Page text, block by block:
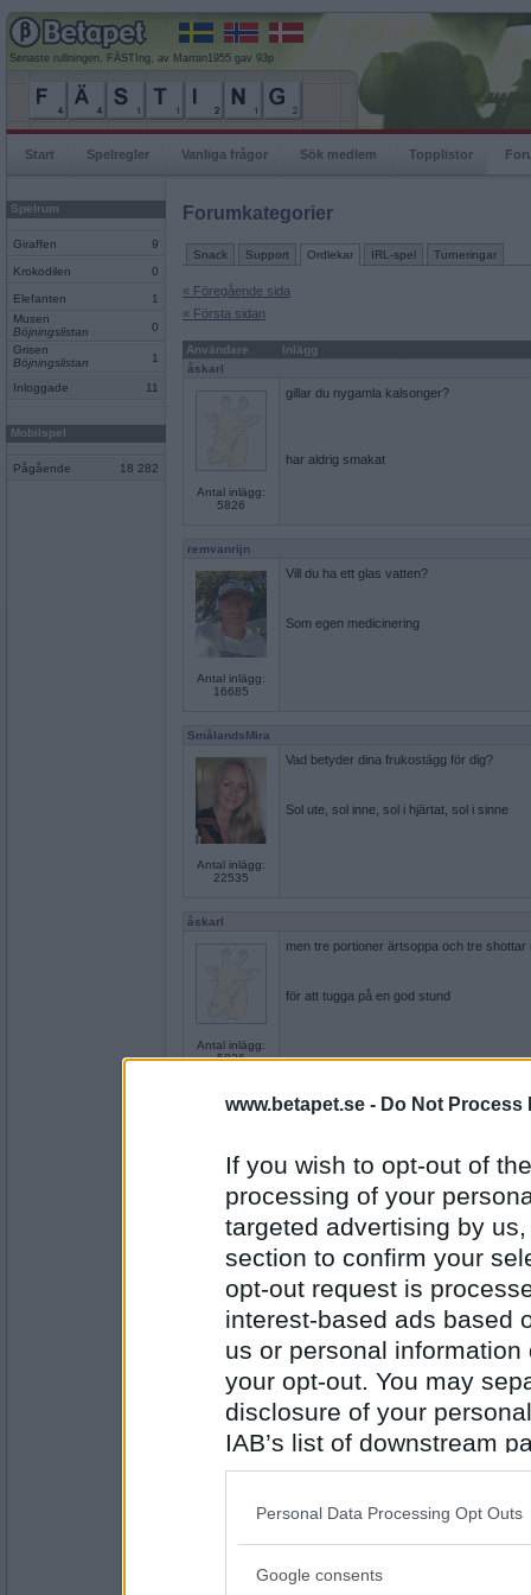
www.betapet.se - Do Not Process
If you wish to opt-out of
processing of your
targeted advertising by
section to confirm your
opt-out request is
interest-based ads based
us or personal
your opt-out. You may
disclosure of your
IAB’s list of downstream
also be disclosed by us
Downstream Participants
Please note that this
Personal Data Processing Opt Outs
Google consents
Senaste rullningen, FÄSTIng, av Marran1955 gav 93p
Start Spelregler Vanliga frågor Sök medlem Topplistor
Spelrum
Giraffen 9
Krokodilen 0
Elefanten
1
Musen
Böjningslistan
0
Grisen
Böjningslistan
1
Inloggade 11
Mobilspel
Pågående 18 282
Forumkategorier
Snack Support Ordlekar IRL-spel Turneringar
« Föregående sida
« Första sidan
Användare
Inlägg
åskarl
Antal inlägg:
5826
gillar du nygamla kalsonger?
har aldrig smakat
remvanrijn
Antal inlägg:
16685
Vill du ha ett glas vatten?
Som egen medicinering
SmålandsMira
Antal inlägg:
22535
Vad betyder dina frukostägg för dig?
Sol ute, sol inne, sol i hjärtat, sol i sinne
åskarl
Antal inlägg:
5826
men tre portioner ärtsoppa och tre shottar
för att tugga på en god stund
Antal inlägg:
5826
för att tugga på en god stund
SmålandsMira
Antal inlägg:
22535
Så du använder de genomskinliga
tänkte mer abstrakt